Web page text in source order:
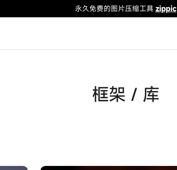
永久免费的图片压缩工具 zippic
框架 / 库